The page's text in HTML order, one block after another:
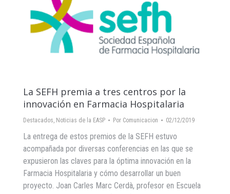
La SEFH premia a tres centros por la
innovación en Farmacia Hospitalaria
Destacados Noticias de la EASP Por Comunicacion 02/12/2019
La entrega de estos premios de la SEFH estuvo
acompañada por diversas conferencias en las que se
expusieron las claves para la óptima innovación en la
Farmacia Hospitalaria y cómo desarrollar un buen
proyecto. Joan Carles Marc Cerdà, profesor en Escuela